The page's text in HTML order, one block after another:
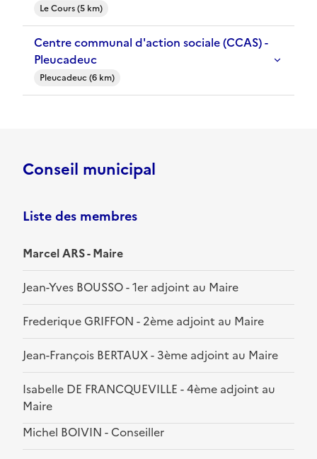
Le Cours (5 km)
Centre communal d'action sociale (CCAS) -
Pleucadeuc
Pleucadeuc (6 km)
Conseil municipal
Liste des membres
Marcel ARS - Maire
Jean-Yves BOUSSO - 1er adjoint au Maire
Frederique GRIFFON - 2ème adjoint au Maire
Jean-François BERTAUX - 3ème adjoint au Maire
Isabelle DE FRANCQUEVILLE - 4ème adjoint au
Maire
Michel BOIVIN - Conseiller